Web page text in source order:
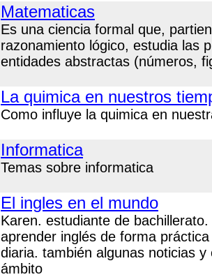
Matematicas
Es una ciencia formal que,
razonamiento lógico, estudia las
entidades abstractas (números,
La quimica en nuestros
Como influye la quimica en
Informatica
Temas sobre informatica
El ingles en el mundo
Karen. estudiante de
aprender inglés de forma
diaria. también algunas noticias
ámbito